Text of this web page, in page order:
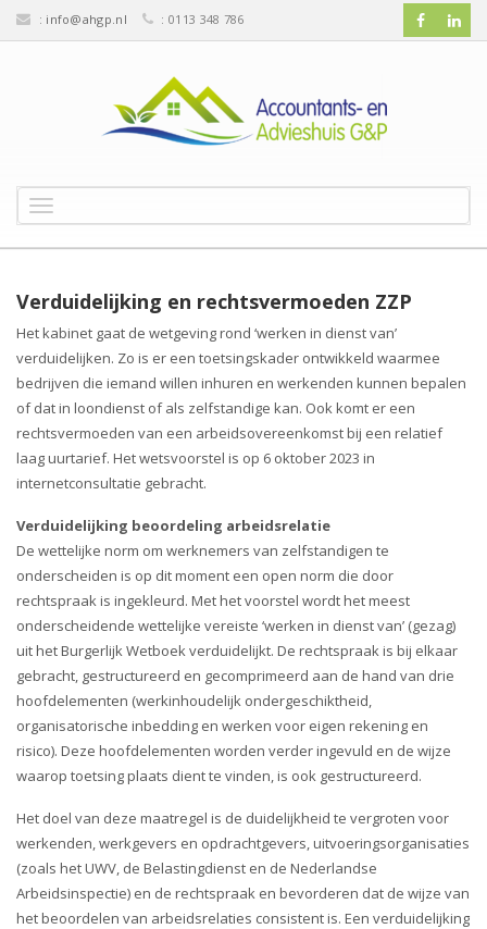
: info@ahgp.nl : 0113 348 786
o
g
l
n
a
v
i
t
n
Verduidelijking en rechtsvermoeden ZZP
Het kabinet gaat de wetgeving rond ‘werken in dienst van’
verduidelijken. Zo is er een toetsingskader ontwikkeld waarmee
bedrijven die iemand willen inhuren en werkenden kunnen bepalen
of dat in loondienst of als zelfstandige kan. Ook komt er een
rechtsvermoeden van een arbeidsovereenkomst bij een relatief
laag uurtarief. Het wetsvoorstel is op 6 oktober 2023 in
internetconsultatie gebracht.
Verduidelijking beoordeling arbeidsrelatie
De wettelijke norm om werknemers van zelfstandigen te
onderscheiden is op dit moment een open norm die door
rechtspraak is ingekleurd. Met het voorstel wordt het meest
onderscheidende wettelijke vereiste ‘werken in dienst van’ (gezag)
uit het Burgerlijk Wetboek verduidelijkt. De rechtspraak is bij elkaar
gebracht, gestructureerd en gecomprimeerd aan de hand van drie
hoofdelementen (werkinhoudelijk ondergeschiktheid,
organisatorische inbedding en werken voor eigen rekening en
risico). Deze hoofdelementen worden verder ingevuld en de wijze
waarop toetsing plaats dient te vinden, is ook gestructureerd.
Het doel van deze maatregel is de duidelijkheid te vergroten voor
werkenden, werkgevers en opdrachtgevers, uitvoeringsorganisaties
(zoals het UWV, de Belastingdienst en de Nederlandse
Arbeidsinspectie) en de rechtspraak en bevorderen dat de wijze van
het beoordelen van arbeidsrelaties consistent is. Een verduidelijking